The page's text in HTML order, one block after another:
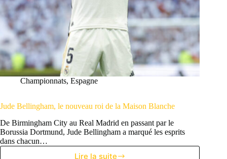
Championnats, Espagne
Jude Bellingham, le nouveau roi de la Maison Blanche
De Birmingham City au Real Madrid en passant par le
Borussia Dortmund, Jude Bellingham a marqué les esprits
dans chacun…
Lire la suite